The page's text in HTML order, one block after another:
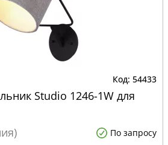
54433
Studio 1246-1W для
По запросу